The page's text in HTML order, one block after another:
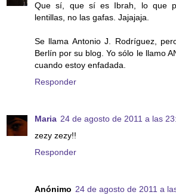
Que sí, que sí es Ibrah, lo que
lentillas, no las gafas. Jajajaja.
Se llama Antonio J. Rodríguez,
Berlín por su blog. Yo sólo le llamo
cuando estoy enfadada.
Responder
Maria 24 de agosto de 2011 a las
zezy zezy!!
Responder
Anónimo 24 de agosto de 2011 a